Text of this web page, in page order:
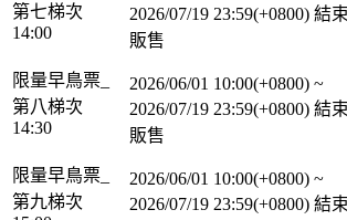
第七梯次
14:00
2026/07/19 23:59(+0800) 結束
販售
限量早鳥票_
第八梯次
14:30
2026/06/01 10:00(+0800) ~
2026/07/19 23:59(+0800) 結束
販售
限量早鳥票_
第九梯次
2026/06/01 10:00(+0800) ~
2026/07/19 23:59(+0800) 結束